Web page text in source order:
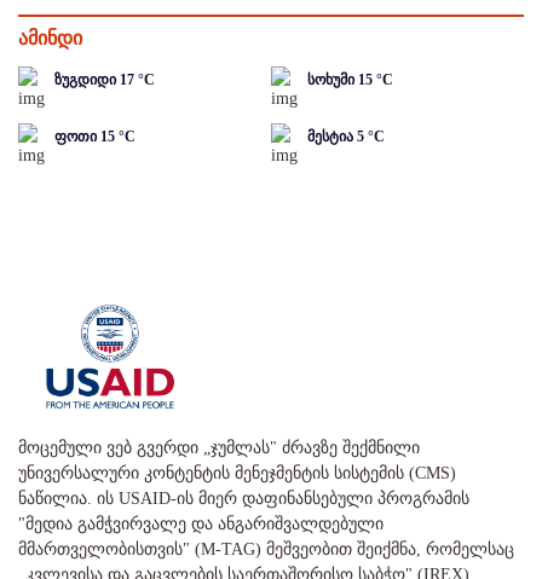
ამინდი
ზუგდიდი 17 °C სოხუმი 15 °C
ფოთი 15 °C მესტია 5 °C
მოცემული ვებ გვერდი „ჯუმლას" ძრავზე შექმნილი
უნივერსალური კონტენტის მენეჯმენტის სისტემის (CMS)
ნაწილია. ის USAID-ის მიერ დაფინანსებული პროგრამის
"მედია გამჭვირვალე და ანგარიშვალდებული
მმართველობისთვის" (M-TAG) მეშვეობით შეიქმნა, რომელსაც
„კვლევისა და გაცვლების საერთაშორისო საბჭო" (IREX)